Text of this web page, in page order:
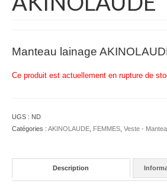
BERMUDA – SHORT
PANTALON
CHEMISE
SWEAT
Manteau lainage
Ce produit est actuellement en rupture de
UGS : ND
Catégories : AKINOLAUDE FEMMES Veste -
Description